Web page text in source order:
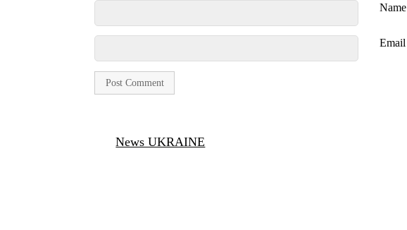
Name
Email
News UKRAINE